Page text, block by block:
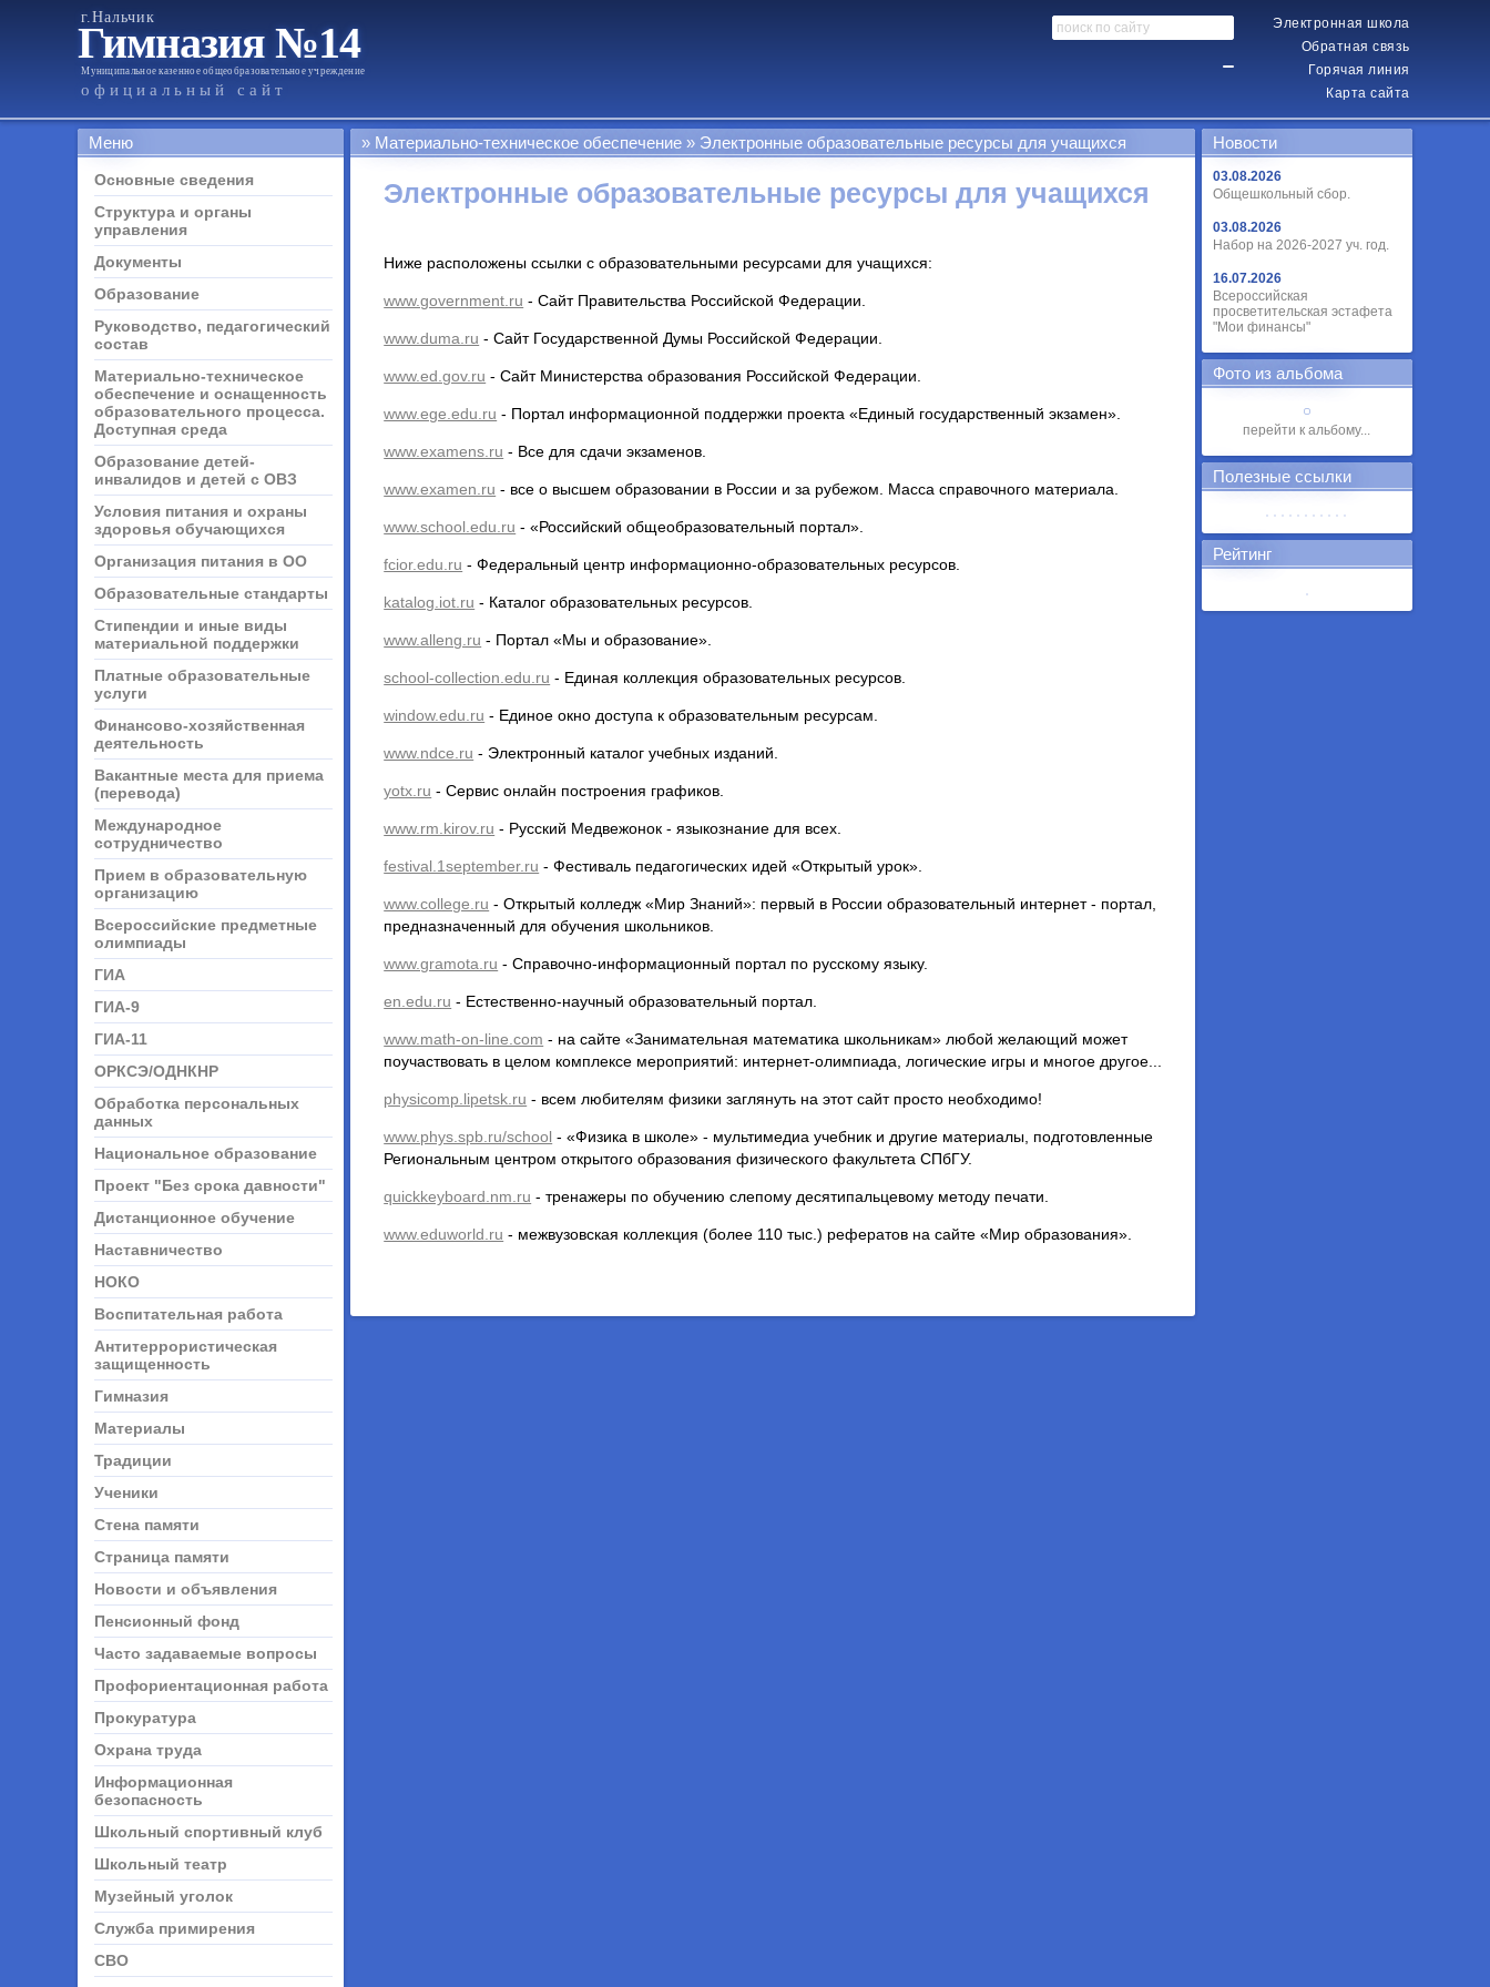
г.Нальчик
Гимназия №14
Муниципальное казенное общеобразовательное учреждение
официальный сайт
Электронная школа
Обратная связь
Горячая линия
Карта сайта
Меню
Основные сведения
Структура и органы
управления
Документы
Образование
Руководство, педагогический
состав
Материально-техническое
обеспечение и оснащенность
образовательного процесса.
Доступная среда
Образование детей-
инвалидов и детей с ОВЗ
Условия питания и охраны
здоровья обучающихся
Организация питания в ОО
Образовательные стандарты
Стипендии и иные виды
материальной поддержки
Платные образовательные
услуги
Финансово-хозяйственная
деятельность
Вакантные места для приема
(перевода)
Международное
сотрудничество
Прием в образовательную
организацию
Всероссийские предметные
олимпиады
ГИА
ГИА-9
ГИА-11
ОРКСЭ/ОДНКНР
Обработка персональных
данных
Национальное образование
Проект "Без срока давности"
Дистанционное обучение
Наставничество
НОКО
Воспитательная работа
Антитеррористическая
защищенность
Гимназия
Материалы
Традиции
Ученики
Стена памяти
Страница памяти
Новости и объявления
Пенсионный фонд
Часто задаваемые вопросы
Профориентационная работа
Прокуратура
Охрана труда
Информационная
безопасность
Школьный спортивный клуб
Школьный театр
Музейный уголок
Служба примирения
СВО
Новости
03.08.2026
Общешкольный сбор.
03.08.2026
Набор на 2026-2027 уч. год.
16.07.2026
Всероссийская
просветительская эстафета
"Мои финансы"
Фото из альбома
перейти к альбому...
Полезные ссылки
Рейтинг
Материально-техническое обеспечение Электронные образовательные ресурсы для учащихся
Электронные образовательные ресурсы для учащихся
Ниже расположены ссылки с образовательными ресурсами для учащихся:
www.government.ru - Сайт Правительства Российской Федерации.
www.duma.ru - Сайт Государственной Думы Российской Федерации.
www.ed.gov.ru - Сайт Министерства образования Российской Федерации.
www.ege.edu.ru - Портал информационной поддержки проекта «Единый государственный экзамен».
www.examens.ru - Все для сдачи экзаменов.
www.examen.ru - все о высшем образовании в России и за рубежом. Масса справочного материала.
www.school.edu.ru - «Российский общеобразовательный портал».
fcior.edu.ru - Федеральный центр информационно-образовательных ресурсов.
katalog.iot.ru - Каталог образовательных ресурсов.
www.alleng.ru - Портал «Мы и образование».
school-collection.edu.ru - Единая коллекция образовательных ресурсов.
window.edu.ru - Единое окно доступа к образовательным ресурсам.
www.ndce.ru - Электронный каталог учебных изданий.
yotx.ru - Сервис онлайн построения графиков.
www.rm.kirov.ru - Русский Медвежонок - языкознание для всех.
festival.1september.ru - Фестиваль педагогических идей «Открытый урок».
www.college.ru - Открытый колледж «Мир Знаний»: первый в России образовательный интернет - портал,
предназначенный для обучения школьников.
www.gramota.ru - Справочно-информационный портал по русскому языку.
en.edu.ru - Естественно-научный образовательный портал.
www.math-on-line.com - на сайте «Занимательная математика школьникам» любой желающий может
поучаствовать в целом комплексе мероприятий: интернет-олимпиада, логические игры и многое другое...
physicomp.lipetsk.ru - всем любителям физики заглянуть на этот сайт просто необходимо!
www.phys.spb.ru/school - «Физика в школе» - мультимедиа учебник и другие материалы, подготовленные
Региональным центром открытого образования физического факультета СПбГУ.
quickkeyboard.nm.ru - тренажеры по обучению слепому десятипальцевому методу печати.
www.eduworld.ru - межвузовская коллекция (более 110 тыс.) рефератов на сайте «Мир образования».